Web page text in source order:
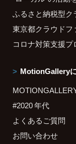
ふるさと納税型ク
東京都クラウド
コロナ対策支援
MotionGallery
#2020 年代
よくあるご質問
お問い合わせ